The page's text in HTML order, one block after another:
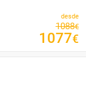
desde
1088€
1077€